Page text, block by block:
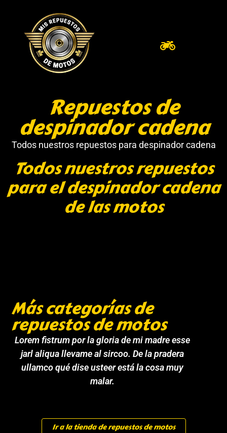
Repuestos de
despinador cadena
Todos nuestros repuestos para despinador cadena
Todos nuestros repuestos
para el despinador cadena
de las motos
Más categorías de
repuestos de motos
Lorem fistrum por la gloria de mi madre esse
jarl aliqua llevame al sircoo. De la pradera
ullamco qué dise usteer está la cosa muy
malar.
Ir a la tienda de repuestos de motos